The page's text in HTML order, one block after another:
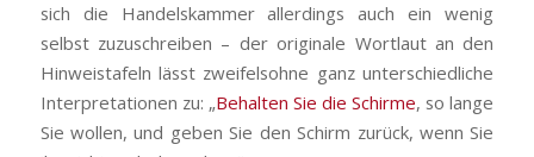
sich die Handelskammer allerdings auch ein wenig
selbst zuzuschreiben – der originale Wortlaut an den
Hinweistafeln lässt zweifelsohne ganz unterschiedliche
Interpretationen zu: „Behalten Sie die Schirme, so lange
Sie wollen, und geben Sie den Schirm zurück, wenn Sie